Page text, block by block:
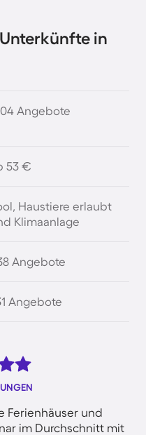
in
Angebote
53 €
Haustiere erlaubt
Klimaanlage
Angebote
Angebote
Ferienhäuser und
im Durchschnitt mit